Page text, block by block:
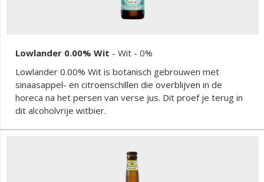
Lowlander 0.00% Wit - Wit - 0%
Lowlander 0.00% Wit is botanisch gebrouwen met
sinaasappel- en citroenschillen die overblijven in de
horeca na het persen van verse jus. Dit proef je terug in
dit alcoholvrije witbier.